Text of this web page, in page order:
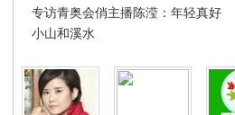
专访青奥会俏主播陈滢：年轻真好
小山和溪水